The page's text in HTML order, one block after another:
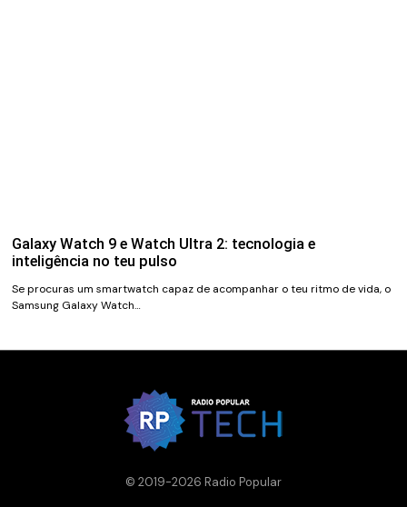
Galaxy Watch 9 e Watch Ultra 2: tecnologia e
inteligência no teu pulso
Se procuras um smartwatch capaz de acompanhar o teu ritmo de vida, o
Samsung Galaxy Watch…
© 2019-2026 Radio Popular